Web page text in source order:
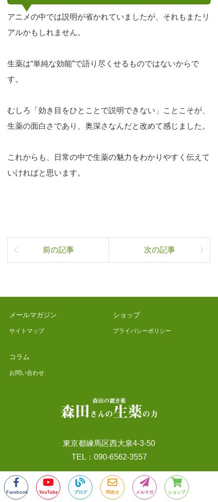
アニメの中では説明が省かれていましたが、それもまたリ
アルかもしれません。
生薬は“単純な効能”で語り尽くせるものではないからで
す。
むしろ「効き目をひとことで説明できない」ことこそが、
生薬の面白さであり、奥深さなんだと改めて感じました。
これからも、日常の中で生薬の魅力をわかりやすく伝えて
いければと思います。
前の記事 次の記事
メールマガジン
サイトマップ
ショップ
プライバシーポリシー
コラム
お問い合わせ
東京都練馬区西大泉4-3-50
TEL：090-6562-3557
Facebook YouTube ブログ 問合せ メルマガ ショップ